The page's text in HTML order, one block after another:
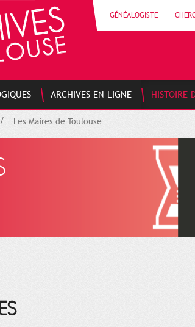
GÉNÉALOGISTE
ARCHIVES EN LIGNE HISTOIRE
Les Maires de Toulouse